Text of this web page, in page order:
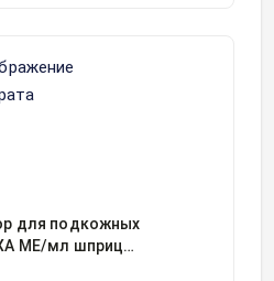
для подкожных
МЕ/мл шприц